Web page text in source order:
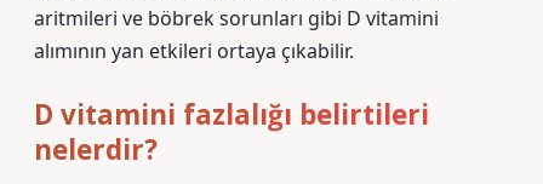
aritmileri ve böbrek sorunları gibi D vitamini
alımının yan etkileri ortaya çıkabilir.
D vitamini fazlalığı belirtileri
nelerdir?